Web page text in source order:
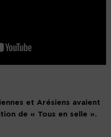
et Arésiens avaient
de « Tous en selle ».